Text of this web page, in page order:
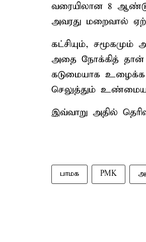
வரையிலான 8
அவரது மறைவால்
கட்சியும்,
அதை நோக்கித் தான்
கடுமையாக உழைக்க
செலுத்தும்
இவ்வாறு அதில்
பாமக PMK